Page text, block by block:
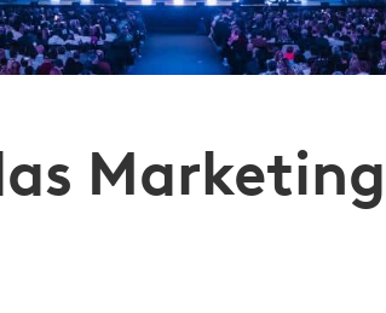
Marketing